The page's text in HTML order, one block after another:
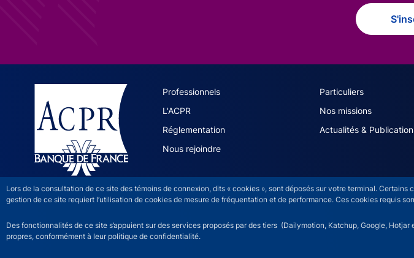
Lors de la consultation de ce site des témoins de connexion, dits « cookies », sont déposés sur votre terminal.
gestion de ce site requiert l’utilisation de cookies de mesure de fréquentation et de performance. Ces cookies requis
Des fonctionnalités de ce site s’appuient sur des services proposés par des tiers (Dailymotion, Katchup, Google,
propres, conformément à leur politique de confidentialité.
ACPR site navigation
Professionnels
Particuliers
L'ACPR
Nos missions
Réglementation
Actualités &
Nous rejoindre